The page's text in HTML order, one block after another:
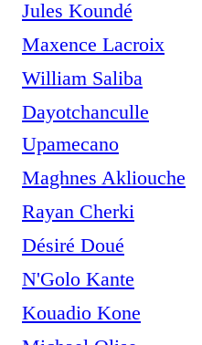
Jules Koundé
Maxence Lacroix
William Saliba
Dayotchanculle
Upamecano
Maghnes Akliouche
Rayan Cherki
Désiré Doué
N'Golo Kante
Kouadio Kone